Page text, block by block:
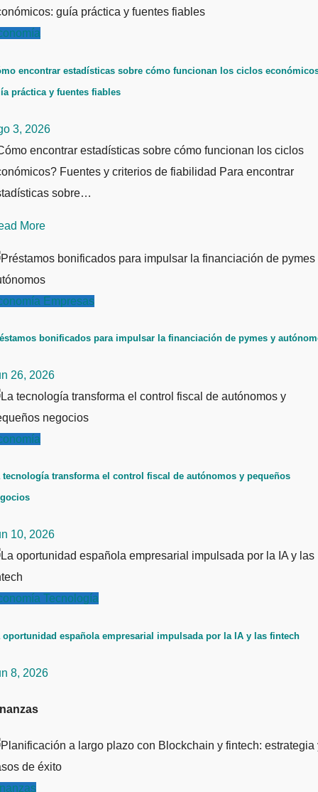
encontrar estadísticas sobre cómo funcionan los ciclos
práctica y fuentes fiables
3, 2026
encontrar estadísticas sobre cómo funcionan los ciclos
Fuentes y criterios de fiabilidad Para encontrar
sobre…
More
Empresas
bonificados para impulsar la financiación de pymes y
26, 2026
tecnología transforma el control fiscal de autónomos y pequeños
10, 2026
Tecnología
oportunidad española empresarial impulsada por la IA y las fintech
8, 2026